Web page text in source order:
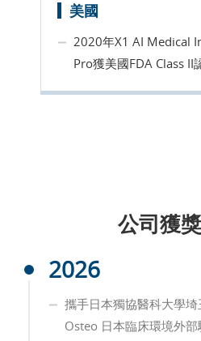
美國
2020年X1 AI Medical
Pro獲美國FDA Class II
公司獲
2026
攜手日本獨協醫科大學
Osteo 日本臨床環境外